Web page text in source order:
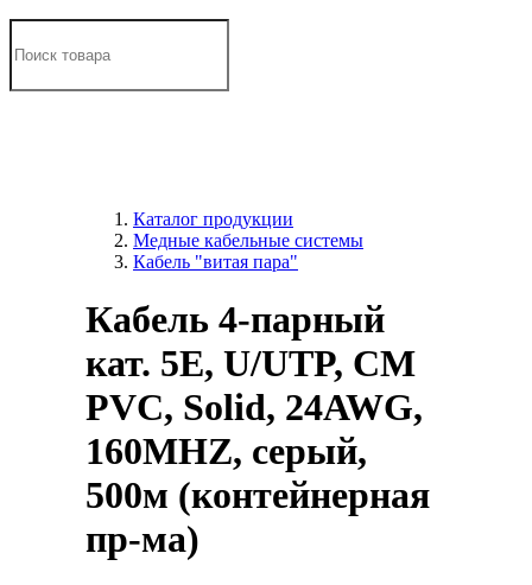
Каталог продукции
Медные кабельные системы
Кабель "витая пара"
Кабель 4-парный
кат. 5E, U/UTP, CM
PVC, Solid, 24AWG,
160MHZ, серый,
500м (контейнерная
пр-ма)